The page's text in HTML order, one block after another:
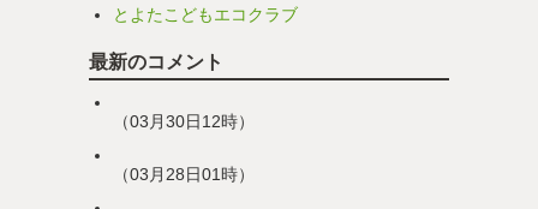
とよたこどもエコクラブ
最新のコメント
（03月30日12時）
（03月28日01時）